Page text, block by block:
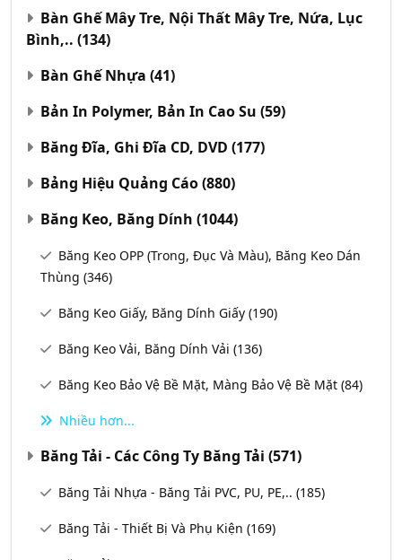
Bàn Ghế Mây Tre, Nội Thất Mây Tre, Nứa, Lục
Bình,.. (134)
Bàn Ghế Nhựa (41)
Bản In Polymer, Bản In Cao Su (59)
Băng Đĩa, Ghi Đĩa CD, DVD (177)
Bảng Hiệu Quảng Cáo(880)
Băng Keo, Băng Dính (1044)
Băng Keo OPP (Trong, Đục Và Màu), Băng Keo Dán
Thùng (346)
Băng Keo Giấy, Băng Dính Giấy (190)
Băng Keo Vải, Băng Dính Vải (136)
Băng Keo Bảo Vệ Bề Mặt, Màng Bảo Vệ Bề Mặt (84)
Nhiều hơn...
Băng Tải - Các Công Ty Băng Tải (571)
Băng Tải Nhựa - Băng Tải PVC, PU, PE,.. (185)
Băng Tải - Thiết Bị Và Phụ Kiện (169)